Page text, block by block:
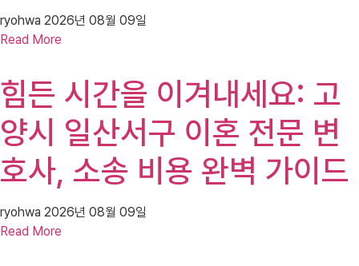
ryohwa 2026년 08월 09일
Read More
힘든 시간을 이겨내세요: 고
양시 일산서구 이혼 전문 변
호사, 소송 비용 완벽 가이드
ryohwa 2026년 08월 09일
Read More